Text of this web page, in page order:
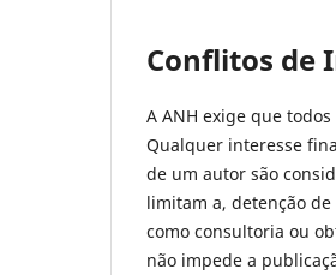
Conflitos de
A ANH exige que
Qualquer interesse
de um autor são
limitam a, detenção
como consultoria ou
não impede a